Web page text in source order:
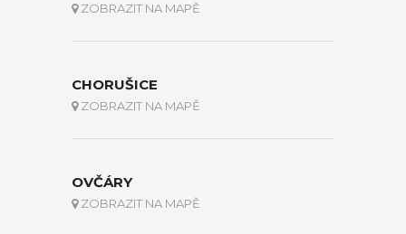
ZOBRAZIT NA MAPĚ
CHORUŠICE
ZOBRAZIT NA MAPĚ
OVČÁRY
ZOBRAZIT NA MAPĚ